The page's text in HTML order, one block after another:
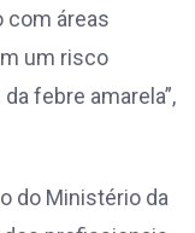
com áreas
um risco
febre amarela”,
do Ministério da